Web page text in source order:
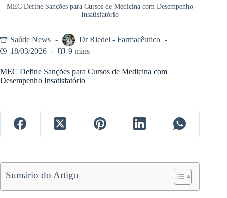
MEC Define Sanções para Cursos de Medicina com Desempenho
Insatisfatório
Saúde News
Dr Riedel - Farmacêutico
18/03/2026
9 mins
MEC Define Sanções para Cursos de Medicina com
Desempenho Insatisfatório
Sumário do Artigo